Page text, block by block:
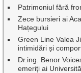
Patrimoniul fără
Zece bursieri ai
Hațegului
Green Line Valea
intimidări și
Dr.ing. Benor
emeriți ai